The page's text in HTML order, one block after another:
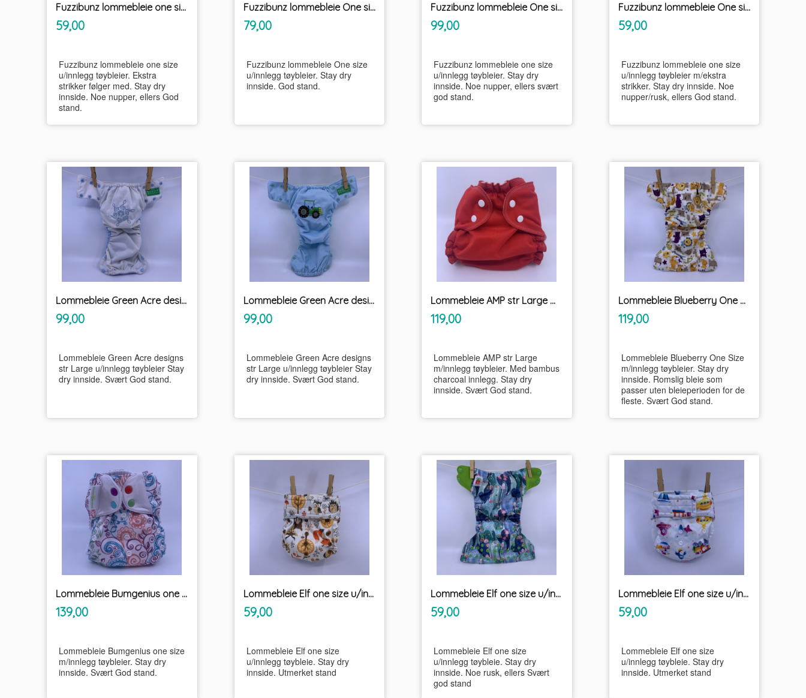
Fuzzibunz lommebleie one size m/ekstra strikker u/innlegg tøybleier
Pris
59,00mva.
Fuzzibunz lommebleie one size
u/innlegg tøybleier. Ekstra
strikker følger med. Stay dry
innside. Noe nupper, ellers God
stand.
Fuzzibunz lommebleie One size u/innlegg tøybleier
Pris
79,00inkl.
mva.
Fuzzibunz lommebleie One size
u/innlegg tøybleier. Stay dry
innside. God stand.
Fuzzibunz lommebleie One size u/innlegg tøybleier
Pris
99,00mva.
Fuzzibunz lommebleie one size
u/innlegg tøybleier. Stay dry
innside. Noe nupper, ellers svært
god stand.
Fuzzibunz lommebleie One size u/innlegg tøybleier
Pris
59,00inkl.
mva.
Fuzzibunz lommebleie one size
u/innlegg tøybleier m/ekstra
strikker. Stay dry innside. Noe
nupper/rusk, ellers God stand.
Lommebleie Green Acre designs str Large u/innlegg tøybleier
Pris
99,00mva.
Lommebleie Green Acre designs
str Large u/innlegg tøybleier Stay
dry innside. Svært God stand.
Lommebleie Green Acre designs str Large u/innlegg tøybleier
Pris
99,00inkl.
mva.
Lommebleie Green Acre designs
str Large u/innlegg tøybleier Stay
dry innside. Svært God stand.
Lommebleie AMP str Large m/innlegg tøybleier
Pris
119,00mva.
Lommebleie AMP str Large
m/innlegg tøybleier. Med bambus
charcoal innlegg. Stay dry
innside. Svært God stand.
Lommebleie Blueberry One Size m/innlegg tøybleier
Pris
119,00inkl.
mva.
Lommebleie Blueberry One Size
m/innlegg tøybleier. Stay dry
innside. Romslig bleie som
passer uten bleieperioden for de
fleste. Svært God stand.
Lommebleie Bumgenius one size m/innlegg tøybleier
Pris
139,00mva.
Lommebleie Bumgenius one size
m/innlegg tøybleier. Stay dry
innside. Svært God stand.
Lommebleie Elf one size u/innlegg tøybleie
Pris
59,00inkl.
mva.
Lommebleie Elf one size
u/innlegg tøybleie. Stay dry
innside. Utmerket stand
Lommebleie Elf one size u/innlegg tøybleie
Pris
59,00mva.
Lommebleie Elf one size
u/innlegg tøybleie. Stay dry
innside. Noe rusk, ellers Svært
god stand
Lommebleie Elf one size u/innlegg tøybleie
Pris
59,00inkl.
mva.
Lommebleie Elf one size
u/innlegg tøybleie. Stay dry
innside. Utmerket stand